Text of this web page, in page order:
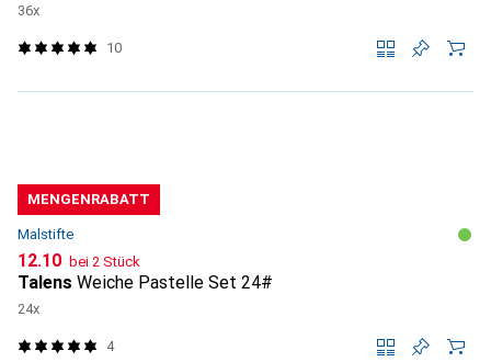
36x
10
MENGENRABATT
Malstifte
CHF
12.10 bei 2 Stück
Talens Weiche Pastelle Set 24#
24x
4